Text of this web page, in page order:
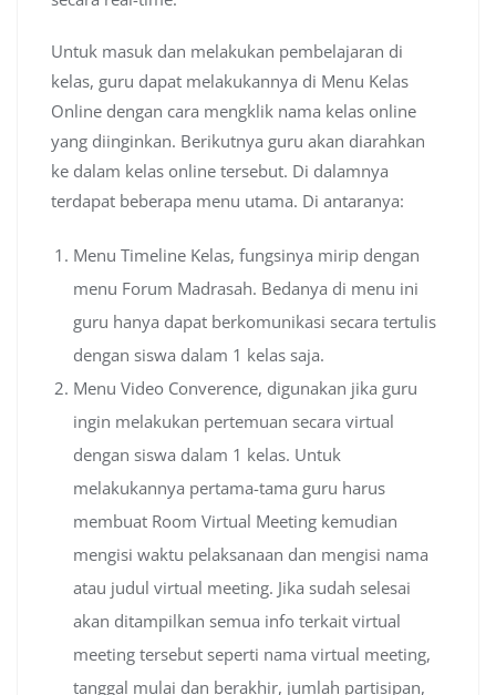
Untuk masuk dan melakukan pembelajaran di
kelas, guru dapat melakukannya di Menu Kelas
Online dengan cara mengklik nama kelas online
yang diinginkan. Berikutnya guru akan diarahkan
ke dalam kelas online tersebut. Di dalamnya
terdapat beberapa menu utama. Di antaranya:
Menu Timeline Kelas, fungsinya mirip dengan
menu Forum Madrasah. Bedanya di menu ini
guru hanya dapat berkomunikasi secara tertulis
dengan siswa dalam 1 kelas saja.
Menu Video Converence, digunakan jika guru
ingin melakukan pertemuan secara virtual
dengan siswa dalam 1 kelas. Untuk
melakukannya pertama-tama guru harus
membuat Room Virtual Meeting kemudian
mengisi waktu pelaksanaan dan mengisi nama
atau judul virtual meeting. Jika sudah selesai
akan ditampilkan semua info terkait virtual
meeting tersebut seperti nama virtual meeting,
tanggal mulai dan berakhir, jumlah partisipan,